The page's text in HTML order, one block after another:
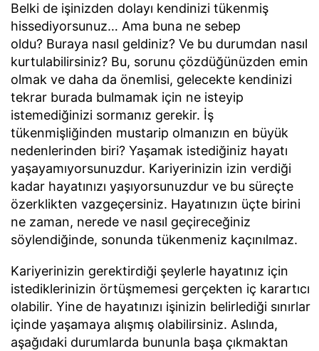
Belki de işinizden dolayı kendinizi tükenmiş
hissediyorsunuz… Ama buna ne sebep
oldu? Buraya nasıl geldiniz? Ve bu durumdan nasıl
kurtulabilirsiniz? Bu, sorunu çözdüğünüzden emin
olmak ve daha da önemlisi, gelecekte kendinizi
tekrar burada bulmamak için ne isteyip
istemediğinizi sormanız gerekir. İş
tükenmişliğinden mustarip olmanızın en büyük
nedenlerinden biri? Yaşamak istediğiniz hayatı
yaşayamıyorsunuzdur. Kariyerinizin izin verdiği
kadar hayatınızı yaşıyorsunuzdur ve bu süreçte
özerklikten vazgeçersiniz. Hayatınızın üçte birini
ne zaman, nerede ve nasıl geçireceğiniz
söylendiğinde, sonunda tükenmeniz kaçınılmaz.
Kariyerinizin gerektirdiği şeylerle hayatınız için
istediklerinizin örtüşmemesi gerçekten iç karartıcı
olabilir. Yine de hayatınızı işinizin belirlediği sınırlar
içinde yaşamaya alışmış olabilirsiniz. Aslında,
aşağıdaki durumlarda bununla başa çıkmaktan